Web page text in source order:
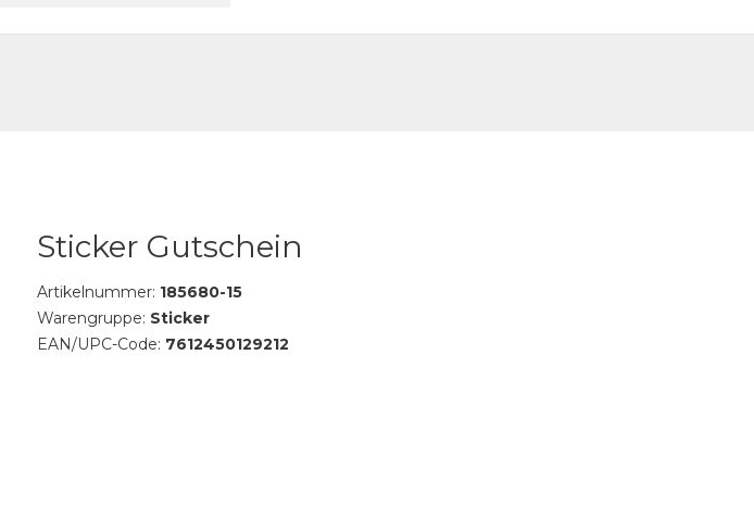
Sticker Gutschein
Artikelnummer: 185680-15
Warengruppe: Sticker
EAN/UPC-Code: 7612450129212